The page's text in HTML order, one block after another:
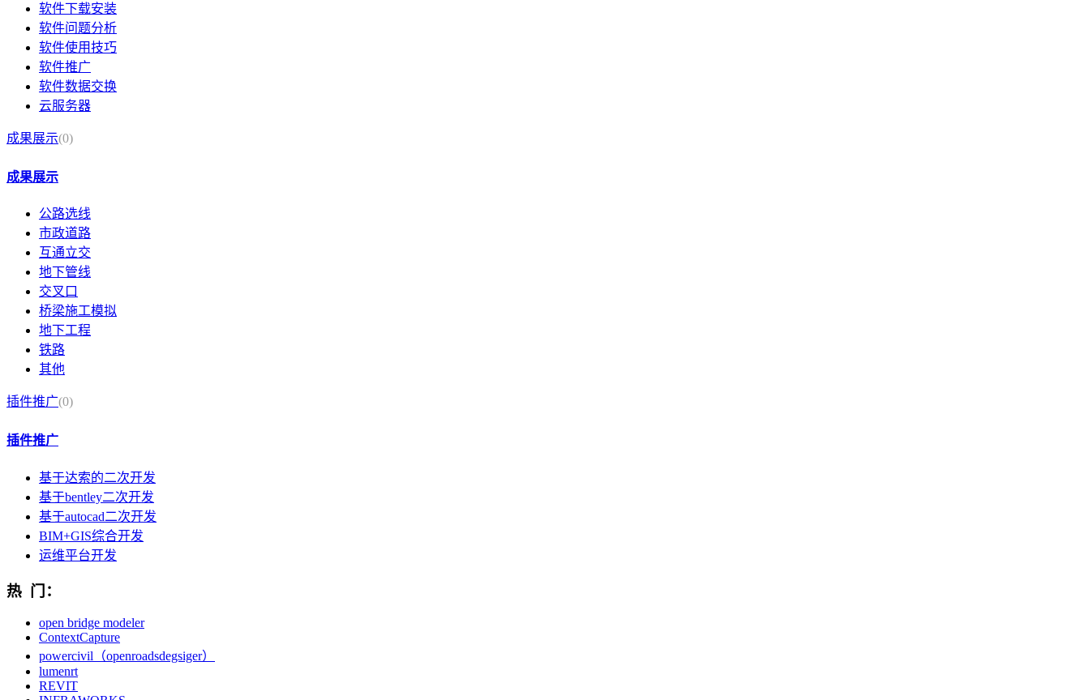
软件下载安装
软件问题分析
软件使用技巧
软件推广
软件数据交换
云服务器
成果展示(0)
成果展示
公路选线
市政道路
互通立交
地下管线
交叉口
桥梁施工模拟
地下工程
铁路
其他
插件推广(0)
插件推广
基于达索的二次开发
基于bentley二次开发
基于autocad二次开发
BIM+GIS综合开发
运维平台开发
热 门：
open bridge modeler
ContextCapture
powercivil（openroadsdegsiger）
lumenrt
REVIT